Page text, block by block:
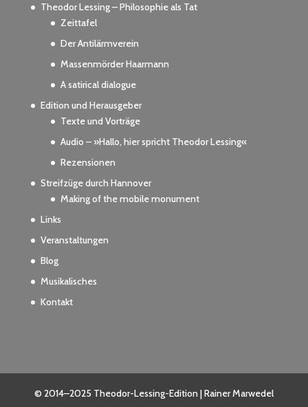
Theodor Lessing – Philosophie als Tat
Zeittafel
Der Antilärmverein
Massenmörder Haarmann
A satirical dialogue
Edition und Herausgeber
Texte und Vorträge
Audio – »Hallo, hier spricht Theodor Lessing«
Rezensionen
Streifzüge durch Hannover
Making of the mobile monument
Links
Veranstaltungen
Blog
Musikalisches
Kontakt
© 2014–2025 Theodor-Lessing-Edition | Rainer Marwedel